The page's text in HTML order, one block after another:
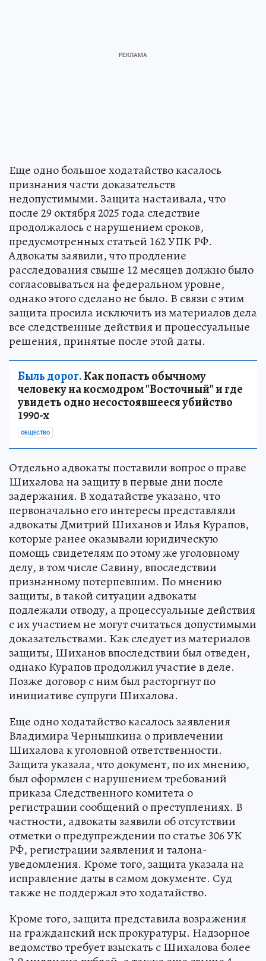
Еще одно большое ходатайство касалось
признания части доказательств
недопустимыми. Защита настаивала, что
после 29 октября 2025 года следствие
продолжалось с нарушением сроков,
предусмотренных статьей 162 УПК РФ.
Адвокаты заявили, что продление
расследования свыше 12 месяцев должно было
согласовываться на федеральном уровне,
однако этого сделано не было. В связи с этим
защита просила исключить из материалов дела
все следственные действия и процессуальные
решения, принятые после этой даты.
Быль дорог.Как попасть обычному
человеку на космодром "Восточный" и где
увидеть одно несостоявшееся убийство
1990-х
ОБЩЕСТВО
Отдельно адвокаты поставили вопрос о праве
Шихалова на защиту в первые дни после
задержания. В ходатайстве указано, что
первоначально его интересы представляли
адвокаты Дмитрий Шиханов и Илья Курапов,
которые ранее оказывали юридическую
помощь свидетелям по этому же уголовному
делу, в том числе Савину, впоследствии
признанному потерпевшим. По мнению
защиты, в такой ситуации адвокаты
подлежали отводу, а процессуальные действия
с их участием не могут считаться допустимыми
доказательствами. Как следует из материалов
защиты, Шиханов впоследствии был отведен,
однако Курапов продолжил участие в деле.
Позже договор с ним был расторгнут по
инициативе супруги Шихалова.
Еще одно ходатайство касалось заявления
Владимира Чернышкина о привлечении
Шихалова к уголовной ответственности.
Защита указала, что документ, по их мнению,
был оформлен с нарушением требований
приказа Следственного комитета о
регистрации сообщений о преступлениях. В
частности, адвокаты заявили об отсутствии
отметки о предупреждении по статье 306 УК
РФ, регистрации заявления и талона-
уведомления. Кроме того, защита указала на
исправление даты в самом документе. Суд
также не поддержал это ходатайство.
Кроме того, защита представила возражения
на гражданский иск прокуратуры. Надзорное
ведомство требует взыскать с Шихалова более